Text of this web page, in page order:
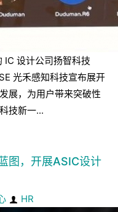
设计公司扬智科技
光禾感知科技宣布展开
展，为用户带来突破性
技新一...
图，开展ASIC设计
HR